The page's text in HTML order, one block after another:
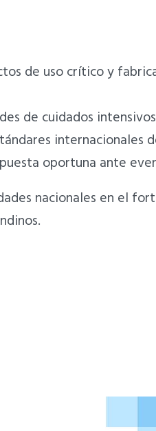
de uso crítico y
de cuidados
internacionales
oportuna ante
nacionales en el